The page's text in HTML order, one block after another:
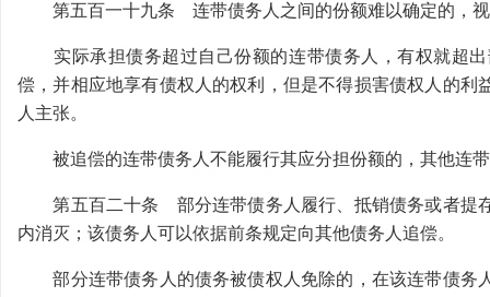
第五百一十九条 连带债务人之间的份额难以确定的，视
实际承担债务超过自己份额的连带债务人，有权就超出
偿，并相应地享有债权人的权利，但是不得损害债权人的
人主张。
被追偿的连带债务人不能履行其应分担份额的，其他连带
第五百二十条 部分连带债务人履行、抵销债务或者提存
内消灭；该债务人可以依据前条规定向其他债务人追偿。
部分连带债务人的债务被债权人免除的，在该连带债务